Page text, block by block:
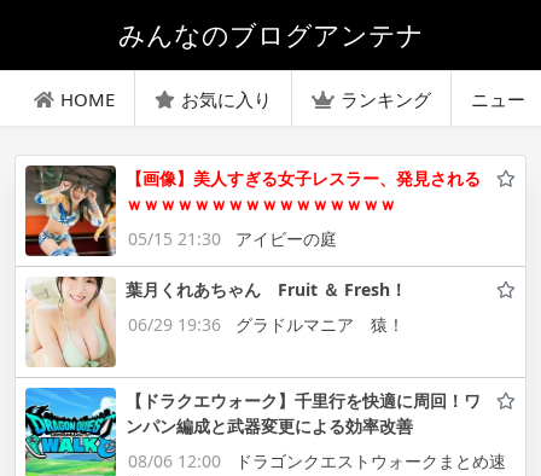
みんなのブログアンテナ
HOME お気に入り ランキング ニュー
【画像】美人すぎる女子レスラー、発見される
ｗｗｗｗｗｗｗｗｗｗｗｗｗｗｗｗ
05/15 21:30
アイビーの庭
葉月くれあちゃん Fruit ＆ Fresh！
06/29 19:36
グラドルマニア 猿！
【ドラクエウォーク】千里行を快適に周回！ワ
ンパン編成と武器変更による効率改善
08/06 12:00
ドラゴンクエストウォークまとめ速